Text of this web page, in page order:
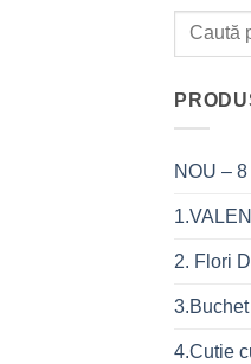
NOU –
2. Flori
4.Cutie